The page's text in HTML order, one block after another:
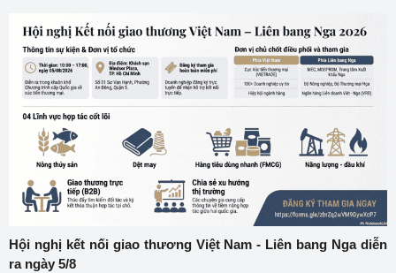
Hội nghị kết nối giao thương Việt Nam - Liên bang Nga diễn
ra ngày 5/8